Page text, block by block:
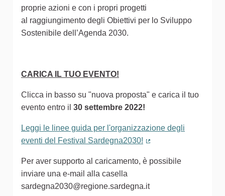
proprie azioni e con i propri progetti
al raggiungimento degli Obiettivi per lo Sviluppo
Sostenibile dell’Agenda 2030.
CARICA IL TUO EVENTO!
Clicca in basso su "nuova proposta" e carica il tuo
evento entro il 30 settembre 2022!
Leggi le linee guida per l'organizzazione degli
eventi del Festival Sardegna2030!
Per aver supporto al caricamento, è possibile
inviare una e-mail alla casella
sardegna2030@regione.sardegna.it